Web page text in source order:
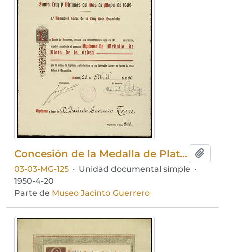
Concesión de la Medalla de Plata de la Orden Española y Humanitaria de la Santa Cruz y Víctimas del dos de mayo de 1808 a Jacinto Guerrero
03-03-MG-125 · Unidad documental simple ·
1950-4-20
Parte de Museo Jacinto Guerrero